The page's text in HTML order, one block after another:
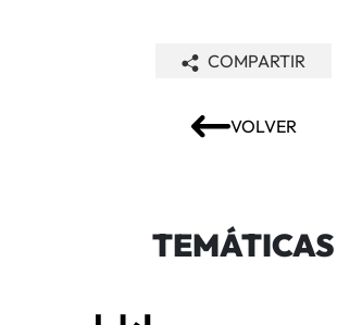
VOLVER
COMPARTIR
TEMÁTICAS